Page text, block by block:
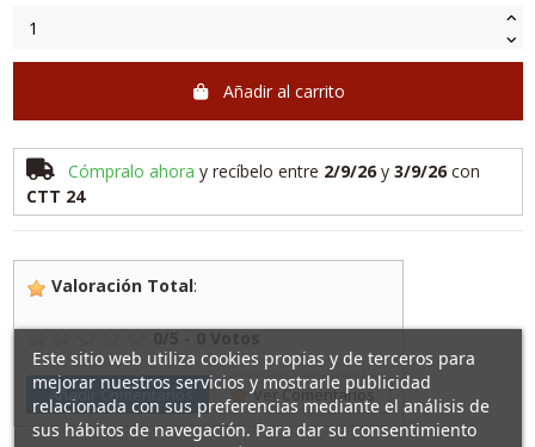
Añadir al carrito
Cómpralo ahora y recíbelo entre 2/9/26y 3/9/26 con
CTT 24
Valoración Total:
Añadir Comentarios Ver Comentarios
Este sitio web utiliza cookies propias y de terceros para
mejorar nuestros servicios y mostrarle publicidad
relacionada con sus preferencias mediante el análisis de
sus hábitos de navegación. Para dar su consentimiento